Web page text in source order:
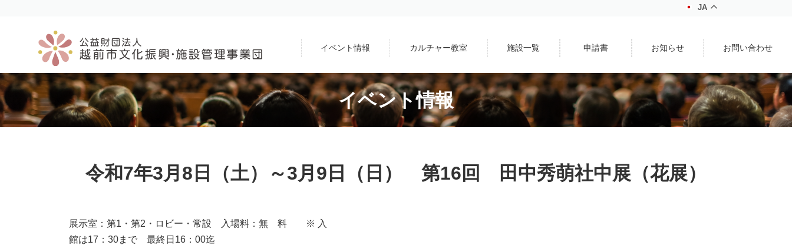
ス
キ
ッ
プ
ン
に
移
動
JA
イベント情報 カルチャー教室 施設一覧 申請書 お知らせ お問い合わせ
イベント情報
令和7年3月8日（土）～3月9日（日） 第16回 田中秀萌社中展（花展）
展示室：第1・第2・ロビー・常設 入場料：無 料 ※ 入
館は17：30まで 最終日16：00迄